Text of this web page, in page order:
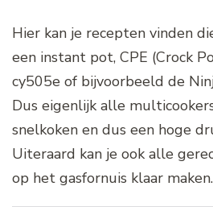
Hier kan je recepten vinden
een instant pot, CPE (Crock
cy505e of bijvoorbeeld de
Dus eigenlijk alle
snelkoken en dus een hoge
Uiteraard kan je ook alle
op het gasfornuis klaar maken.